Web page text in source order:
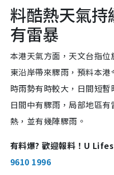
料酷熱天氣持
有雷暴
本港天氣方面，天文台指
東沿岸帶來驟雨，預料本
時雨勢有時較大，日間短
日間中有驟雨，局部地區
熱，並有幾陣驟雨。
有料爆? 歡迎報料！U
9610 1996